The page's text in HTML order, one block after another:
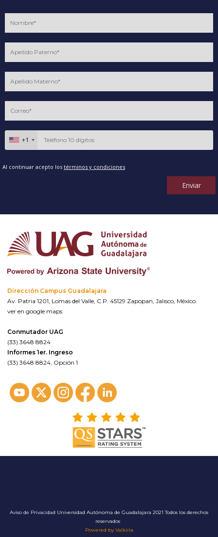
+1
Al continuar acepto los términos y condiciones
Enviar
Dirección Campus Guadalajara
Av. Patria 1201, Lomas del Valle, C.P. 45129 Zapopan, Jalisco, México.
ver en google maps
Conmutador UAG
(33) 3648 8824
Informes 1er. Ingreso
(33) 3648 8824, Opción 1
Aviso de Privacidad Universidad Autónoma de Guadalajara 2021 Todos los derechos
reservados
Powered by Valkiria